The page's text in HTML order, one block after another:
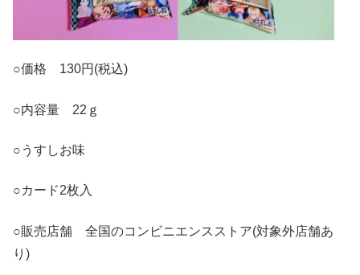
○価格 130円(税込)
○内容量 22ｇ
○うすしお味
○カード2枚入
○販売店舗 全国のコンビニエンスストア(対象外店舗あ
り)